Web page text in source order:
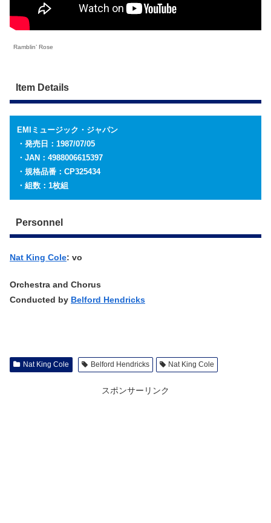
Ramblin’ Rose
Item Details
EMIミュージック・ジャパン
・発売日：1987/07/05
・JAN：4988006615397
・規格品番：CP325434
・組数：1枚組
Personnel
Nat King Cole: vo
Orchestra and Chorus
Conducted by Belford Hendricks
Nat King Cole Belford Hendricks Nat King Cole
スポンサーリンク